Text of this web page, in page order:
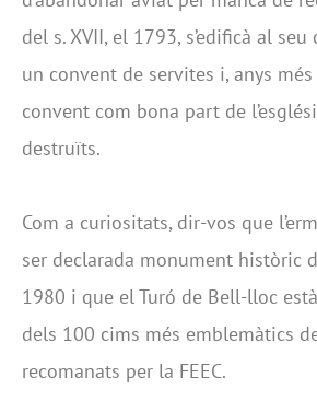
del s. XVII, el 1793, s’edificà al
un convent de servites i, anys
convent com bona part de
destruïts.
Com a curiositats, dir-vos que
ser declarada monument històric
1980 i que el Turó de Bell-lloc
dels 100 cims més emblemàtics
recomanats per la FEEC.